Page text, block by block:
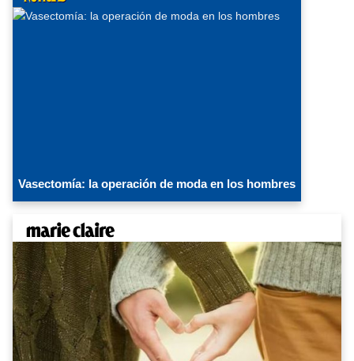
Vasectomía: la operación de moda en los hombres